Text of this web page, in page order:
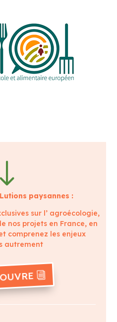
"
paysannes :
sur l’ agroécologie,
nos projets en France, en
comprenez les enjeux
autrement